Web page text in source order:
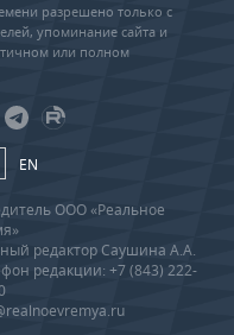
разрешено только с
упоминание сайта и
или полном
EN
ООО «Реальное
редактор Саушина А.А.
редакции: +7 (843) 222-